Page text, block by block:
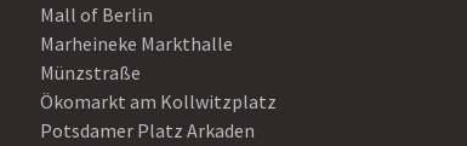
Mall of Berlin
Marheineke Markthalle
Münzstraße
Ökomarkt am Kollwitzplatz
Potsdamer Platz Arkaden